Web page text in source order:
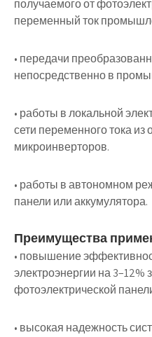
получаемого от
переменный ток
• передачи
непосредственно в
• работы в локальной
сети переменного тока
микроинверторов.
• работы в автономном
панели или аккумулятора.
Преимущества
• повышение
электроэнергии на 3–12%
фотоэлектрической
• высокая надежность